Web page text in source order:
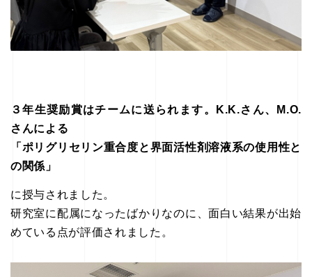
３年生奨励賞はチームに送られます。K.K.さん、M.O.
さんによる
「ポリグリセリン重合度と界面活性剤溶液系の使用性と
の関係」
に授与されました。
研究室に配属になったばかりなのに、面白い結果が出始
めている点が評価されました。